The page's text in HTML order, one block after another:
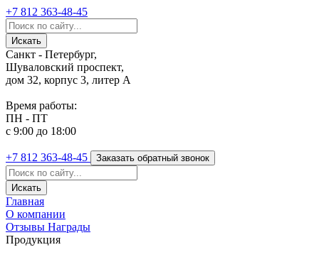
+7 812 363-48-45
Санкт - Петербург,
Шуваловский проспект,
дом 32, корпус 3, литер А
Время работы:
ПН - ПТ
с 9:00 до 18:00
+7 812 363-48-45 Заказать обратный звонок
Главная
О компании
Отзывы Награды
Продукция